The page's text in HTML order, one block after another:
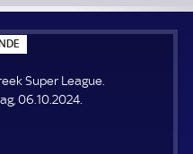
P
E
L
E
Super League.
06.10.2024.